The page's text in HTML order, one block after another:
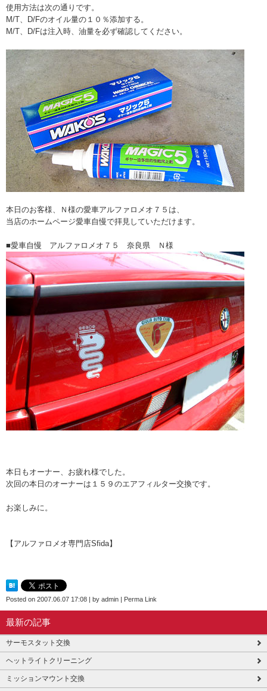
使用方法は次の通りです。
M/T、D/Fのオイル量の１０％添加する。
M/T、D/Fは注入時、油量を必ず確認してください。
本日のお客様、Ｎ様の愛車アルファロメオ７５は、
当店のホームページ愛車自慢で拝見していただけます。
■愛車自慢 アルファロメオ７５ 奈良県 Ｎ様
本日もオーナー、お疲れ様でした。
次回の本日のオーナーは１５９のエアフィルター交換です。
お楽しみに。
【アルファロメオ専門店Sfida】
Posted on 2007.06.07 17:08 | by admin | Perma Link
最新の記事
サーモスタット交換
ヘットライトクリーニング
ミッションマウント交換